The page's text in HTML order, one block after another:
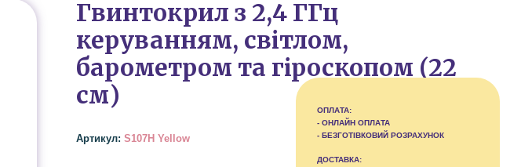
Гвинтокрил з 2,4 ГГц
керуванням, світлом,
барометром та гіроскопом (22
см)
Артикул: S107H Yellow
ОПЛАТА:
- ОНЛАЙН ОПЛАТА
- БЕЗГОТІВКОВИЙ РОЗРАХУНОК
ДОСТАВКА: